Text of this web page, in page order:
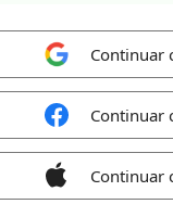
Continuar
Continuar
Continuar